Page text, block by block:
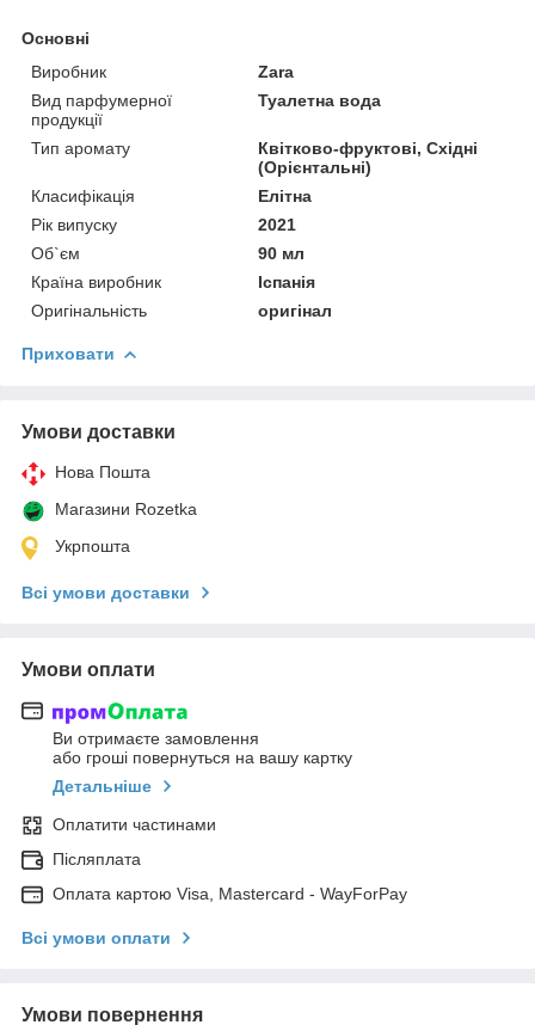
Основні
Виробник
Zara
Вид парфумерної
продукції
Туалетна вода
Тип аромату
Квітково-фруктові, Східні
(Орієнтальні)
Класифікація
Елітна
Рік випуску
2021
Об`єм
90 мл
Країна виробник
Іспанія
Оригінальність
оригінал
Приховати
Умови доставки
Нова Пошта
Магазини Rozetka
Укрпошта
Всі умови доставки
Умови оплати
Ви отримаєте замовлення
або гроші повернуться на вашу картку
Детальніше
Оплатити частинами
Післяплата
Оплата картою Visa, Mastercard - WayForPay
Всі умови оплати
Умови повернення